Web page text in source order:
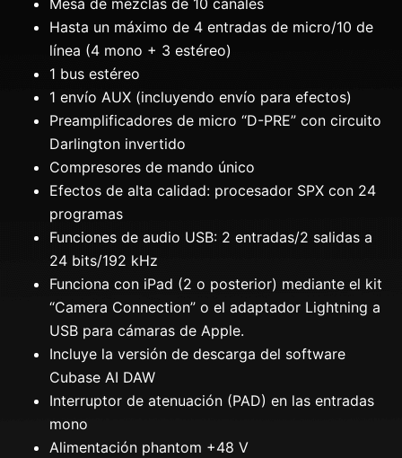
Hasta un máximo de 4 entradas de micro/10 de
línea (4 mono + 3 estéreo)
1 bus estéreo
1 envío AUX (incluyendo envío para efectos)
Preamplificadores de micro “D-PRE” con circuito
Darlington invertido
Compresores de mando único
Efectos de alta calidad: procesador SPX con 24
programas
Funciones de audio USB: 2 entradas/2 salidas a
24 bits/192 kHz
Funciona con iPad (2 o posterior) mediante el kit
“Camera Connection” o el adaptador Lightning a
USB para cámaras de Apple.
Incluye la versión de descarga del software
Cubase AI DAW
Interruptor de atenuación (PAD) en las entradas
mono
Alimentación phantom +48 V